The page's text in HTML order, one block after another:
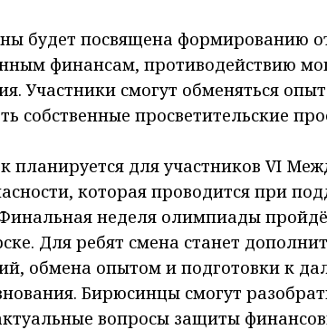
будет посвящена формированию
финансам, противодействию
Участники смогут обменяться
собственные просветительские
планируется для участников VI
которая проводится при
неделя олимпиады
Для ребят смена станет
обмена опытом и подготовки к
Бирюсинцы смогут
вопросы защиты